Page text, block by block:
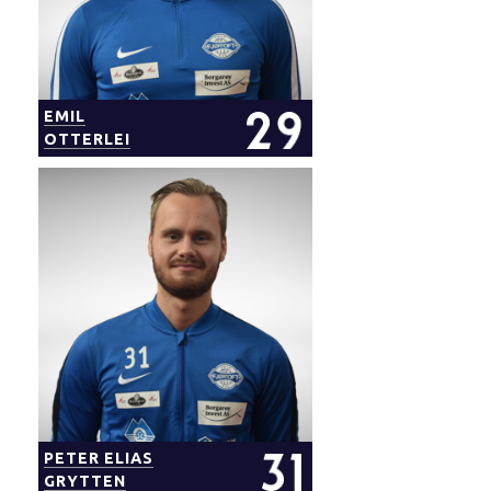
EMIL
OTTERLEI
PETER ELIAS
GRYTTEN